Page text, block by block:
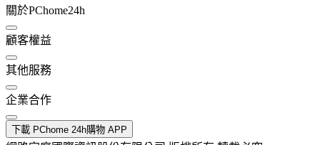
關於PChome24h
顧客權益
其他服務
企業合作
下載 PChome 24h購物 APP